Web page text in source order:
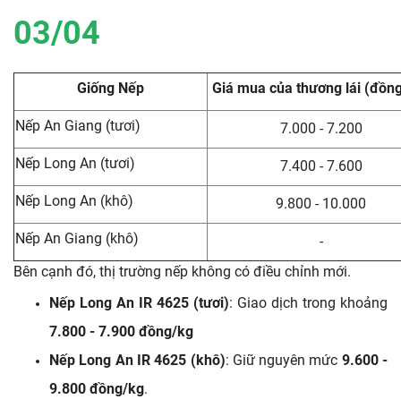
03/04
Giống Nếp Giá mua của thương lái
Nếp An Giang (tươi) 7.000 - 7.200
Nếp Long An (tươi) 7.400 - 7.600
Nếp Long An (khô) 9.800 - 10.000
Nếp An Giang (khô)
-
Bên cạnh đó, thị trường nếp không có điều chỉnh mới.
Nếp Long An IR 4625 (tươi): Giao dịch trong khoảng
7.800 - 7.900 đồng/kg
Nếp Long An IR 4625 (khô): Giữ nguyên mức 9.600 -
9.800 đồng/kg.